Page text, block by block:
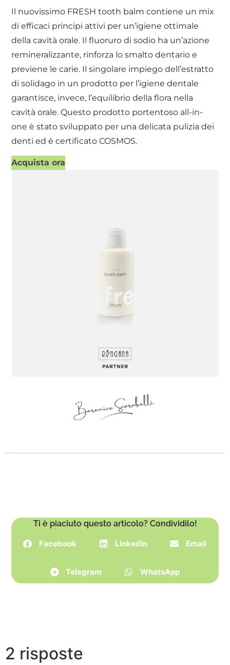
Il nuovissimo FRESH tooth balm contiene un mix
di efficaci principi attivi per un’igiene ottimale
della cavità orale. Il fluoruro di sodio ha un’azione
remineralizzante, rinforza lo smalto dentario e
previene le carie. Il singolare impiego dell’estratto
di solidago in un prodotto per l’igiene dentale
garantisce, invece, l’equilibrio della flora nella
cavità orale. Questo prodotto portentoso all-in-
one è stato sviluppato per una delicata pulizia dei
denti ed è certificato COSMOS.
Acquista ora
Ti è piaciuto questo articolo? Condividilo!
Facebook LinkedIn Email
Telegram WhatsApp
2 risposte